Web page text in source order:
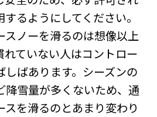
るようにしてください。
スノーを滑るのは想像以上
れていない人はコントロー
しばあります。シーズンの
降雪量が多くないため、通
を滑るのとあまり変わり